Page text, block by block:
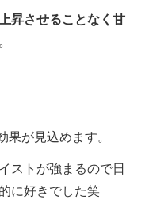
昇させることなく甘
が見込めます。
ストが強まるので日
に好きでした笑